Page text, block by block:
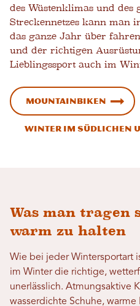
des Wüstenklimas und des
Streckennetzes kann man
das ganze Jahr über
und der richtigen
Lieblingssport auch im
Mountainbiken
Winter im südlichen
Was man tragen
warm zu halten
Wie bei jeder Wintersportart
im Winter die richtige,
unerlässlich. Atmungsaktive
wasserdichte Schuhe,